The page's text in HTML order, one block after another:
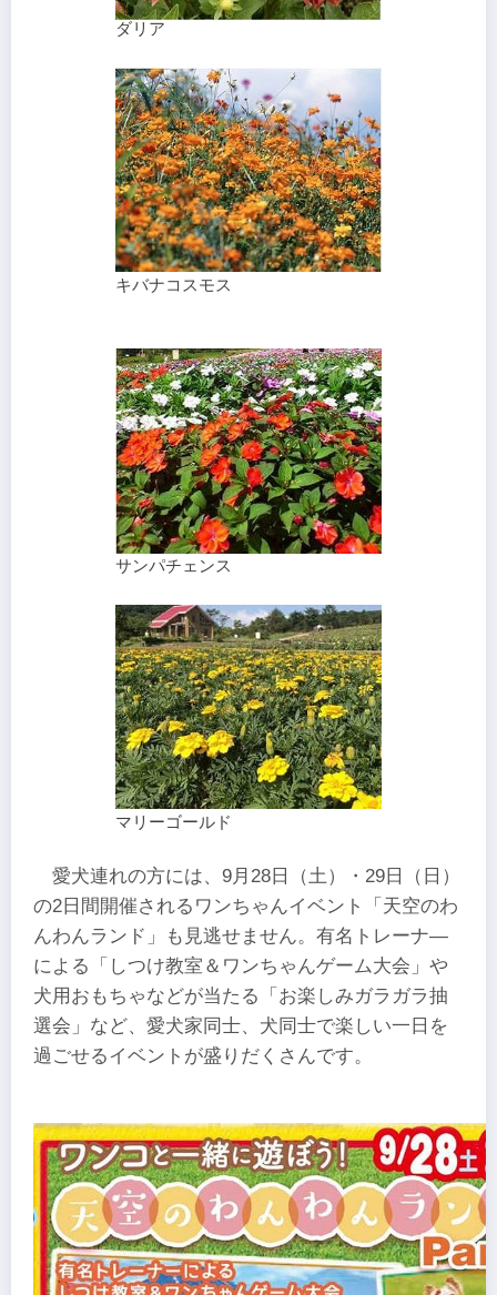
ダリア
キバナコスモス
サンパチェンス
マリーゴールド
愛犬連れの方には、9月28日（土）・29日（日）
の2日間開催されるワンちゃんイベント「天空のわ
んわんランド」も見逃せません。有名トレーナ―
による「しつけ教室＆ワンちゃんゲーム大会」や
犬用おもちゃなどが当たる「お楽しみガラガラ抽
選会」など、愛犬家同士、犬同士で楽しい一日を
過ごせるイベントが盛りだくさんです。